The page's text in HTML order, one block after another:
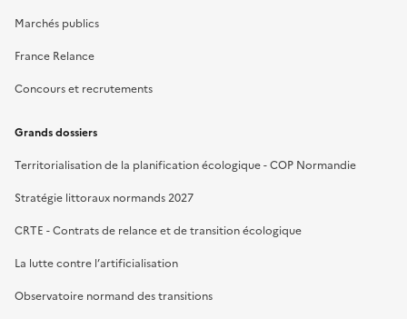
Marchés publics
France Relance
Concours et recrutements
Grands dossiers
Territorialisation de la planification écologique - COP Normandie
Stratégie littoraux normands 2027
CRTE - Contrats de relance et de transition écologique
La lutte contre l’artificialisation
Observatoire normand des transitions